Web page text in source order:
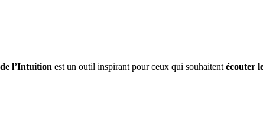
l’Intuition est un outil inspirant pour ceux qui souhaitent écouter